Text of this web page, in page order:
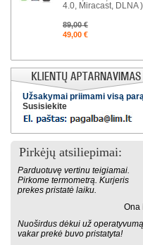
4.0, Miracast, DLNA )
89,00 €
49,00 €
Užsakymai priimami visą
Susisiekite
Pirkėjų atsiliepimai:
Parduotuvę vertinu teigiamai.
Pirkome termometrą. Kurjeris
prekes pristatė laiku.
Ona
Nuoširdus dėkui už
vakar prekė buvo pristatyta!